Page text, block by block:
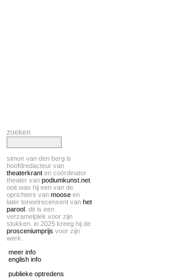
zoeken
simon van den berg is
hoofdredacteur van
theaterkrant en coördinator
theater van podiumkunst.net
ooit was hij een van de
oprichters van moose en
later toneelrecensent van het
parool . dit is een
verzamelplek voor zijn
stukken. in 2025 kreeg hij de
prosceniumprijs voor zijn
werk.
meer info
english info
publieke optredens